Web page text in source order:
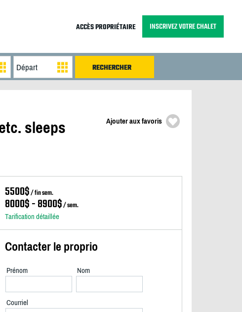
ACCÈS PROPRIÉTAIRE INSCRIVEZ VOTRE CHALET
sleeps
Ajouter aux favoris
5500$/ fin sem.
8000$ - 8900$/ sem.
Tarification détaillée
Contacter le proprio
Prénom Nom
Courriel